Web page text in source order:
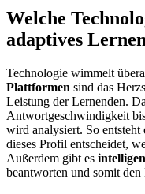
Welche
adaptives
Technologie wimmelt
Plattformen sind das
Leistung der Lernenden.
Antwortgeschwindigkeit
wird analysiert. So
dieses Profil entscheidet,
Außerdem gibt es
beantworten und somit den